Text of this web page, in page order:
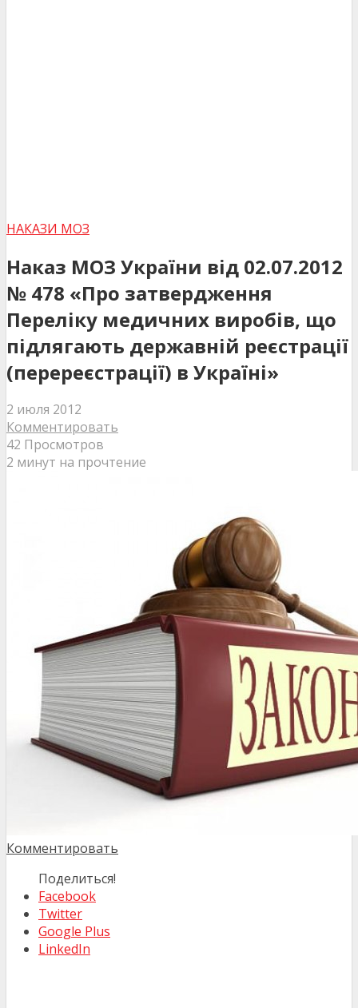
НАКАЗИ МОЗ
Наказ МОЗ України від 02.07.2012
№ 478 «Про затвердження
Переліку медичних виробів, що
підлягають державній реєстрації
(перереєстрації) в Україні»
2 июля 2012
Комментировать
42 Просмотров
2 минут на прочтение
Комментировать
Поделиться!
Facebook
Twitter
Google Plus
LinkedIn